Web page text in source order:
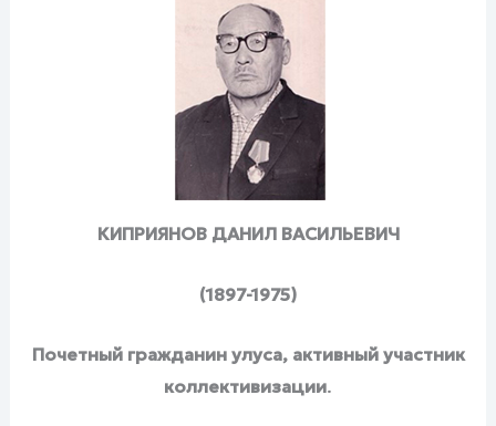
КИПРИЯНОВ ДАНИЛ ВАСИЛЬЕВИЧ
(1897-1975)
Почетный гражданин улуса, активный участник
коллективизации.